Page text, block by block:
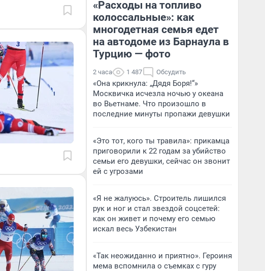
«Расходы на топливо
колоссальные»: как
многодетная семья едет
на автодоме из Барнаула в
Турцию — фото
2 часа 1 487 Обсудить
«Она крикнула: „Дядя Боря!“»
Москвичка исчезла ночью у океана
во Вьетнаме. Что произошло в
последние минуты пропажи девушки
«Это тот, кого ты травила»: прикамца
приговорили к 22 годам за убийство
семьи его девушки, сейчас он звонит
ей с угрозами
«Я не жалуюсь». Строитель лишился
рук и ног и стал звездой соцсетей:
как он живет и почему его семью
искал весь Узбекистан
«Так неожиданно и приятно». Героиня
мема вспомнила о съемках с гуру